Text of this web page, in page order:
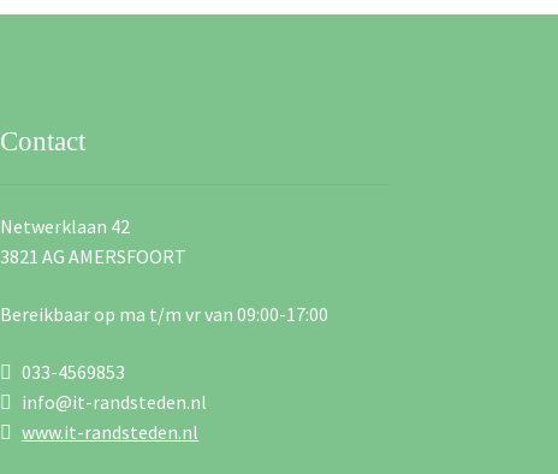
Contact
Netwerklaan 42
3821 AG AMERSFOORT
Bereikbaar op ma t/m vr van 09:00-17:00
033-4569853
info@it-randsteden.nl
www.it-randsteden.nl